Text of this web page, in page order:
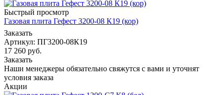
Быстрый просмотр
Газовая плита Гефест 3200-08 К19 (кор)
Заказать
Артикул: ПГ3200-08К19
17 260 руб.
Заказать
Наши менеджеры обязательно свяжутся с вами и уточнят
условия заказа
Акции